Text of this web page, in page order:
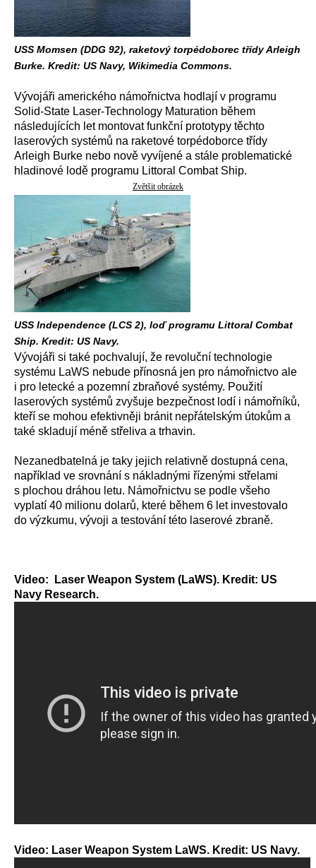
USS Momsen (DDG 92), raketový torpédoborec třídy Arleigh
Burke. Kredit: US Navy, Wikimedia Commons.
Vývojáři amerického námořnictva hodlají v programu
Solid-State Laser-Technology Maturation během
následujících let montovat funkční prototypy těchto
laserových systémů na raketové torpédoborce třídy
Arleigh Burke nebo nově vyvíjené a stále problematické
hladinové lodě programu Littoral Combat Ship.
Zvětšit obrázek
USS Independence (LCS 2), loď programu Littoral Combat
Ship. Kredit: US Navy.
Vývojáři si také pochvalují, že revoluční technologie
systému LaWS nebude přínosná jen pro námořnictvo ale
i pro letecké a pozemní zbraňové systémy. Použití
laserových systémů zvyšuje bezpečnost lodí i námořníků,
kteří se mohou efektivněji bránit nepřátelským útokům a
také skladují méně střeliva a trhavin.
Nezanedbatelná je taky jejich relativně dostupná cena,
například ve srovnání s nákladnými řízenými střelami
s plochou dráhou letu. Námořnictvu se podle všeho
vyplatí 40 milionu dolarů, které během 6 let investovalo
do výzkumu, vývoji a testování této laserové zbraně.
Video: Laser Weapon System (LaWS). Kredit: US
Navy Research.
Video: Laser Weapon System LaWS. Kredit: US Navy.